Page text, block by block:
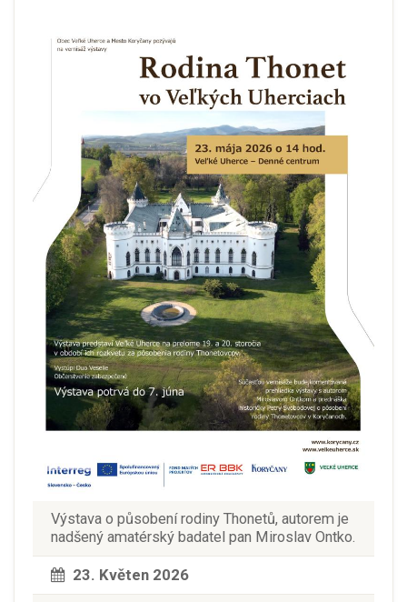
Výstava o působení rodiny Thonetů, autorem je
nadšený amatérský badatel pan Miroslav Ontko.
23. Květen 2026